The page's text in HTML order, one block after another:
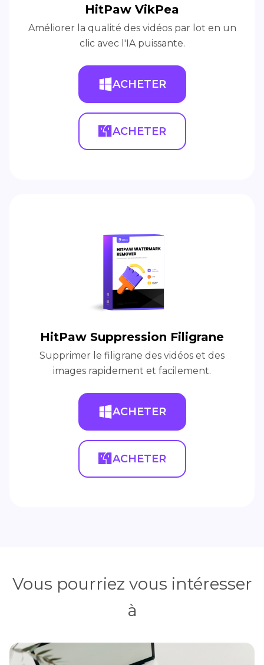
HitPaw VikPea
Améliorer la qualité des vidéos par lot en un
clic avec l'IA puissante.
ACHETER
ACHETER
HitPaw Suppression Filigrane
Supprimer le filigrane des vidéos et des
images rapidement et facilement.
ACHETER
ACHETER
Vous pourriez vous intéresser
à